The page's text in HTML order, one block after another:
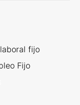
fijo
Fijo